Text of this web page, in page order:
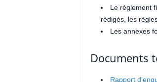
Le règlement
rédigés, les
Les annexes
Documents
Rapport